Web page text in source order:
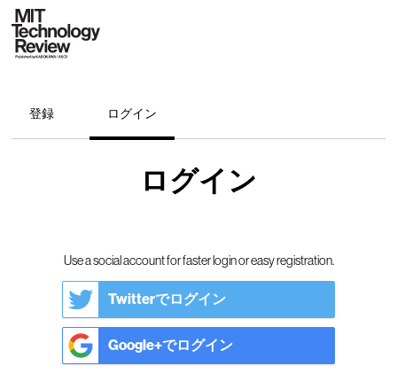
登録 ログイン
ログイン
Use a social account for faster login or easy registration.
Twitterでログイン
Google+でログイン